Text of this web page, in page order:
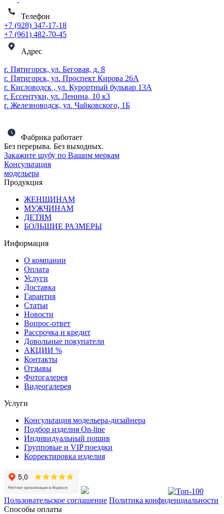
Телефон
+7 (928) 347-17-18
+7 (961) 482-70-45
Адрес
г. Пятигорск, ул. Беговая, д. 8
г. Пятигорск, ул. Проспект Кирова 26А
г. Кисловодск , ул. Курортный бульвар 13А
г. Ессентуки, ул. Ленина, 10 к3
г. Железноводск, ул. Чайковского, 1Б
Фабрика работает
Без перерыва. Без выходных.
Закажите шубу по Вашим меркам
Консультация
модельера
Продукция
ЖЕНЩИНАМ
МУЖЧИНАМ
ДЕТЯМ
БОЛЬШИЕ РАЗМЕРЫ
Информация
О компании
Оплата
Услуги
Доставка
Гарантия
Статьи
Новости
Вопрос-ответ
Рассрочка и кредит
Довольные покупатели
АКЦИИ %
Контакты
Отзывы
Фотогалерея
Видеогалерея
Услуги
Консультация модельера-дизайнера
Подбор изделия On-line
Индивидуальный пошив
Групповые и VIP поездки
Корректировка изделия
Пользовательское соглашение Политика конфиденциальности
Способы оплаты